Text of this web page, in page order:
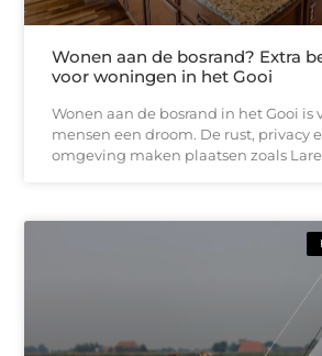
Wonen aan de bosrand? Extra
voor woningen in het Gooi
Wonen aan de bosrand in het Gooi is
mensen een droom. De rust, privacy
omgeving maken plaatsen zoals